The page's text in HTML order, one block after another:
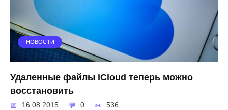
НОВОСТИ
Удаленные файлы iCloud теперь можно
восстановить
16.08.2015 0 536